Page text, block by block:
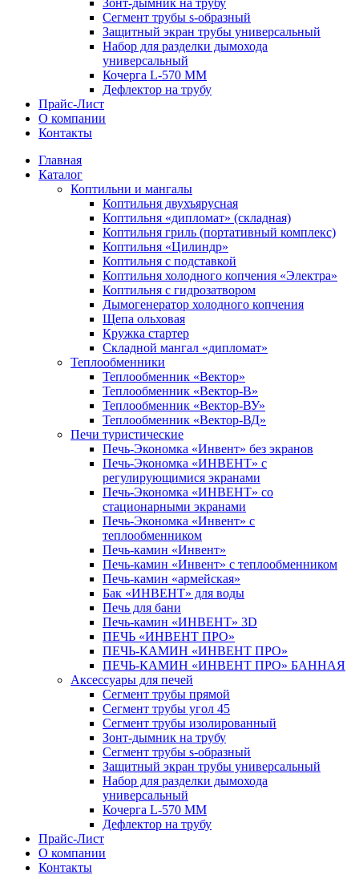
Зонт-дымник на трубу
Сегмент трубы s-образный
Защитный экран трубы универсальный
Набор для разделки дымохода
универсальный
Кочерга L-570 ММ
Дефлектор на трубу
Прайс-Лист
О компании
Контакты
Главная
Каталог
Коптильни и мангалы
Коптильня двухъярусная
Коптильня «дипломат» (складная)
Коптильня гриль (портативный комплекс)
Коптильня «Цилиндр»
Коптильня с подставкой
Коптильня холодного копчения «Электра»
Коптильня с гидрозатвором
Дымогенератор холодного копчения
Щепа ольховая
Кружка стартер
Складной мангал «дипломат»
Теплообменники
Теплообменник «Вектор»
Теплообменник «Вектор-В»
Теплообменник «Вектор-ВУ»
Теплообменник «Вектор-ВД»
Печи туристические
Печь-Экономка «Инвент» без экранов
Печь-Экономка «ИНВЕНТ» с
регулирующимися экранами
Печь-Экономка «ИНВЕНТ» со
стационарными экранами
Печь-Экономка «Инвент» с
теплообменником
Печь-камин «Инвент»
Печь-камин «Инвент» с теплообменником
Печь-камин «армейская»
Бак «ИНВЕНТ» для воды
Печь для бани
Печь-камин «ИНВЕНТ» 3D
ПЕЧЬ «ИНВЕНТ ПРО»
ПЕЧЬ-КАМИН «ИНВЕНТ ПРО»
ПЕЧЬ-КАМИН «ИНВЕНТ ПРО» БАННАЯ
Аксессуары для печей
Сегмент трубы прямой
Сегмент трубы угол 45
Сегмент трубы изолированный
Зонт-дымник на трубу
Сегмент трубы s-образный
Защитный экран трубы универсальный
Набор для разделки дымохода
универсальный
Кочерга L-570 ММ
Дефлектор на трубу
Прайс-Лист
О компании
Контакты